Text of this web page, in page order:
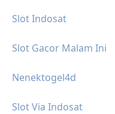
Slot Indosat
Slot Gacor Malam Ini
Nenektogel4d
Slot Via Indosat